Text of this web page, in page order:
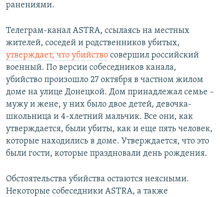
ранениями.
Телеграм-канал ASTRA, ссылаясь на местных
жителей, соседей и родственников убитых,
утверждает, что убийство совершил российский
военный. По версии собеседников канала,
убийство произошло 27 октября в частном жилом
доме на улице Донецкой. Дом принадлежал семье –
мужу и жене, у них было двое детей, девочка-
школьница и 4-хлетний мальчик. Все они, как
утверждается, были убиты, как и еще пять человек,
которые находились в доме. Утверждается, что это
были гости, которые праздновали день рождения.
Обстоятельства убийства остаются неясными.
Некоторые собеседники ASTRA, а также